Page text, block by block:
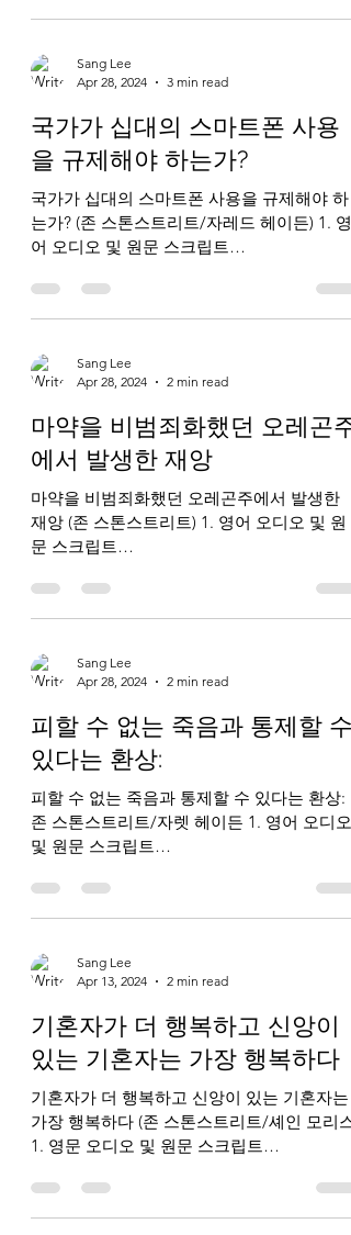
Sang Lee
Apr 28, 2024
3 min read
국가가 십대의 스마트폰 사용
을 규제해야 하는가?
국가가 십대의 스마트폰 사용을 규제해야 하
는가? (존 스톤스트리트/자레드 헤이든) 1. 영
어 오디오 및 원문 스크립트
regulate-teen-smart-phone-use/...
Sang Lee
Apr 28, 2024
2 min read
마약을 비범죄화했던 오레곤주
에서 발생한 재앙
마약을 비범죄화했던 오레곤주에서 발생한
재앙 (존 스톤스트리트) 1. 영어 오디오 및 원
문 스크립트
decriminalization-disaster/ 2. 한국어 오디오
및...
Sang Lee
Apr 28, 2024
2 min read
피할 수 없는 죽음과 통제할 수
있다는 환상:
피할 수 없는 죽음과 통제할 수 있다는 환상:
존 스톤스트리트/자렛 헤이든 1. 영어 오디오
및 원문 스크립트
and-the-illusion-of-control/ 2....
Sang Lee
Apr 13, 2024
2 min read
기혼자가 더 행복하고 신앙이
있는 기혼자는 가장 행복하다
기혼자가 더 행복하고 신앙이 있는 기혼자는
가장 행복하다 (존 스톤스트리트/셰인 모리스)
1. 영문 오디오 및 원문 스크립트
are-happier-religious-mar...